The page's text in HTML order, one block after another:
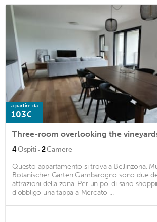
a partire da
103€
4Ospiti · 2Camere
Questo appartamento si trova a Bellinzona.
Botanischer Garten Gambarogno sono due
attrazioni della zona. Per un po' di sano
d'obbligo una tappa a Mercato ...